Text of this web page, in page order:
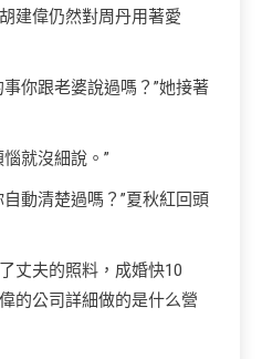
建偉仍然對周丹用著愛
你跟老婆說過嗎？”她接著
就沒細說。”
動清楚過嗎？”夏秋紅回頭
丈夫的照料，成婚快10
的公司詳細做的是什么營